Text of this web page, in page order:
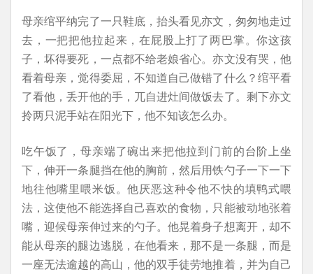
母亲绾平纳完了一只鞋底，抬头看见亦文，匆匆地走过
去，一把把他拉起来，在屁股上打了两巴掌。你这孩
子，坏得要死，一点都不给老娘省心。亦文没有哭，他
看着母亲，觉得委屈，不知道自己做错了什么？绾平看
了看他，丢开他的手，兀自进灶间做饭去了。剩下亦文
拎两只泥手站在阳光下，他不知该怎么办。
吃午饭了，母亲端了碗出来把他拉到门前的台阶上坐
下，伸开一条腿挡在他的胸前，然后用铁勺子一下一下
地往他嘴里喂米饭。他厌恶这种令他不快的填鸭式喂
法，这使他不能选择自己喜欢的食物，只能被动地张着
嘴，迎候母亲伸过来的勺子。他晃着身子想离开，却不
能从母亲的腿边逃脱，在他看来，那不是一条腿，而是
一座无法逾越的高山，他的双手徒劳地推着，并为自己